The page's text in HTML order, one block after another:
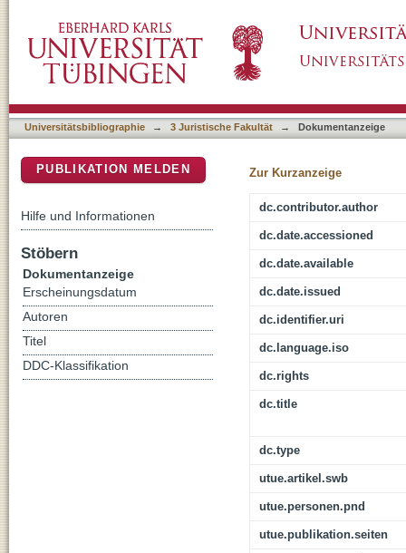
Universitätsbibliographie → 3 Juristische Fakultät → Dokumentanzeige
Zur Kurzanzeige
dc.contributor.author
dc.date.accessioned
dc.date.available
dc.date.issued
dc.identifier.uri
dc.language.iso
dc.rights
dc.title
dc.type
utue.artikel.swb
utue.personen.pnd
utue.publikation.seiten
PUBLIKATION MELDEN
Hilfe und Informationen
Stöbern
Dokumentanzeige
Erscheinungsdatum
Autoren
Titel
DDC-Klassifikation